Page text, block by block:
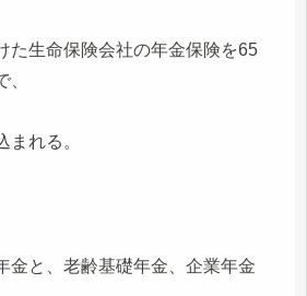
た生命保険会社の年金保険を65
まれる。
金と、老齢基礎年金、企業年金